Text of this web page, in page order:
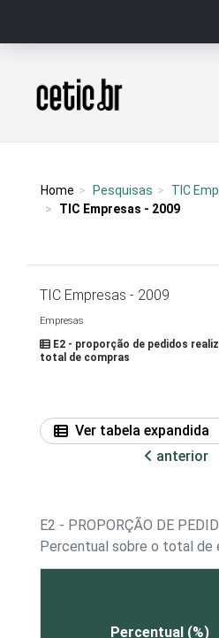
Página inicial
Home Pesquisas TIC
TIC Empresas - 2009
TIC Empresas - 2009
Empresas
E2 - proporção de pedidos
total de compras
Ver tabela expandida
anterior
E2 - PROPORÇÃO DE
Percentual sobre o total de
Percentual (%)